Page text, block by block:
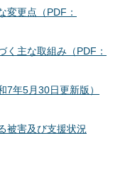
変更点（PDF：
く主な取組み（PDF：
7年5月30日更新版）
被害及び支援状況